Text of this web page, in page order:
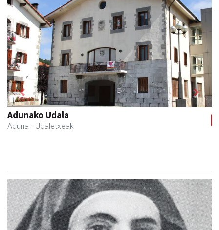
Azkain motoak
Andoain - Motor dendak
Previous Next